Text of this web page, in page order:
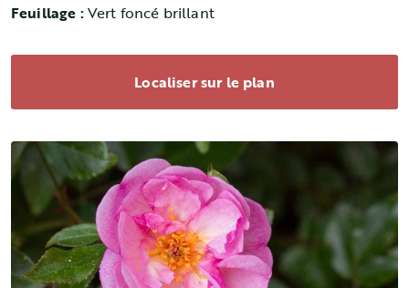
Feuillage :Vert foncé brillant
Localiser sur le plan